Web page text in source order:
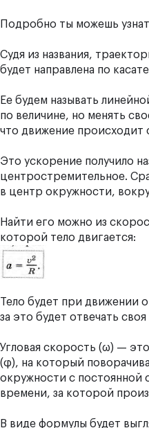
Подробно ты можешь
Судя из названия,
будет направлена по
Ее будем называть
по величине, но менять
что движение происходит
Это ускорение получило
центростремительное.
в центр окружности,
Найти его можно из
которой тело двигается:
Тело будет при движении
за это будет отвечать
Угловая скорость (ω) —
(φ), на который
окружности с постоянной
времени, за которой
В виде формулы будет